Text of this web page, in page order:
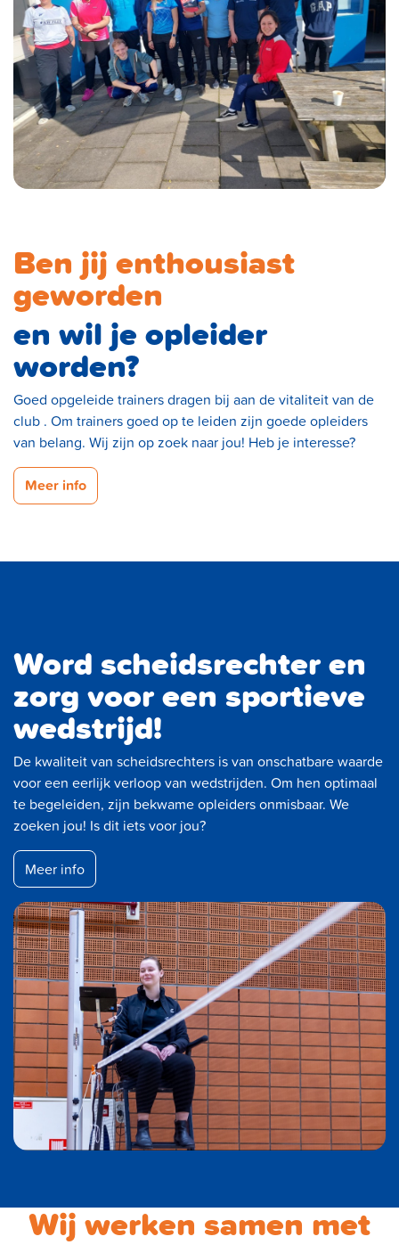
Ben jij enthousiast
geworden
en wil je opleider
worden?
Goed opgeleide trainers dragen bij aan de vitaliteit van de
club . Om trainers goed op te leiden zijn goede opleiders
van belang. Wij zijn op zoek naar jou! Heb je interesse?
Meer info
Word scheidsrechter en
zorg voor een sportieve
wedstrijd!
De kwaliteit van scheidsrechters is van onschatbare waarde
voor een eerlijk verloop van wedstrijden. Om hen optimaal
te begeleiden, zijn bekwame opleiders onmisbaar. We
zoeken jou! Is dit iets voor jou?
Meer info
Wij werken samen met